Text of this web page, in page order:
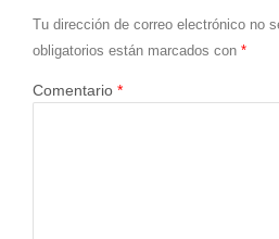
Tu dirección de correo electrónico no
obligatorios están marcados con *
Comentario *